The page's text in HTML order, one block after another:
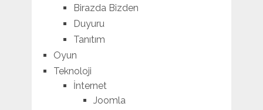
Birazda Bizden
Duyuru
Tanıtım
Oyun
Teknoloji
İnternet
Joomla